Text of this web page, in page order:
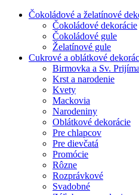
Čokoládové a želatínové
Čokoládové dekorácie
Čokoládové gule
Želatínové gule
Cukrové a oblátkové
Birmovka a Sv.
Krst a narodenie
Kvety
Mackovia
Narodeniny
Oblátkové dekorácie
Pre chlapcov
Pre dievčatá
Promócie
Rôzne
Rozprávkové
Svadobné